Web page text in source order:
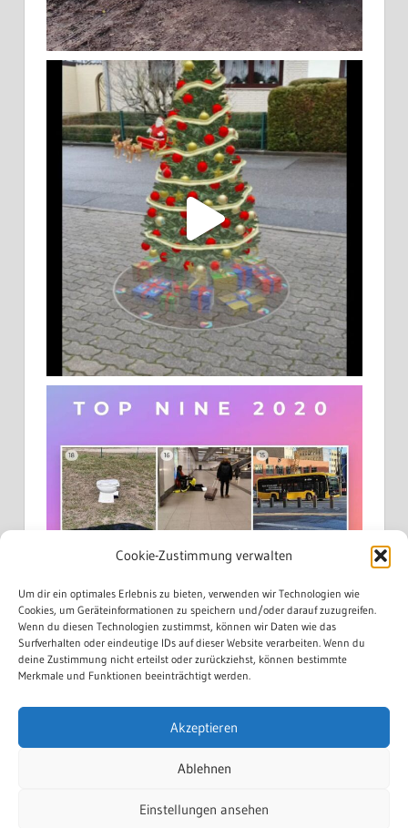
Cookie-Zustimmung verwalten
Um dir ein optimales Erlebnis zu bieten, verwenden wir Technologien wie
Cookies, um Geräteinformationen zu speichern und/oder darauf zuzugreifen.
Wenn du diesen Technologien zustimmst, können wir Daten wie das
Surfverhalten oder eindeutige IDs auf dieser Website verarbeiten. Wenn du
deine Zustimmung nicht erteilst oder zurückziehst, können bestimmte
Merkmale und Funktionen beeinträchtigt werden.
Akzeptieren
Ablehnen
Einstellungen ansehen
Auf Instagram folgen